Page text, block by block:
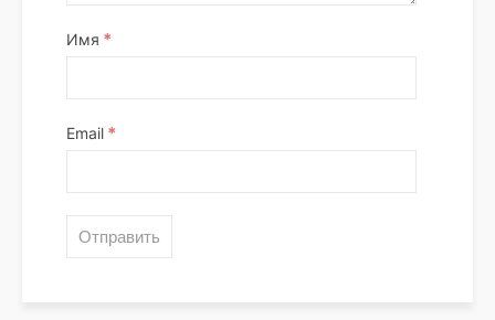
Имя *
Email *